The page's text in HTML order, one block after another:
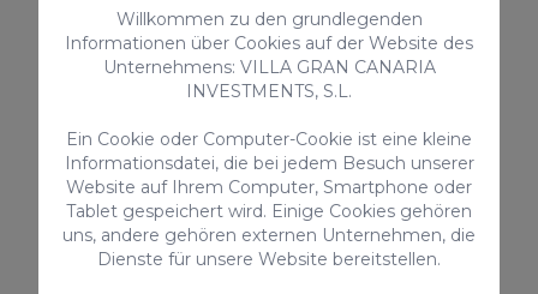
Willkommen zu den grundlegenden
Informationen über Cookies auf der Website des
Unternehmens: VILLA GRAN CANARIA
INVESTMENTS, S.L.
Ein Cookie oder Computer-Cookie ist eine kleine
Informationsdatei, die bei jedem Besuch unserer
Website auf Ihrem Computer, Smartphone oder
Tablet gespeichert wird. Einige Cookies gehören
uns, andere gehören externen Unternehmen, die
Dienste für unsere Website bereitstellen.